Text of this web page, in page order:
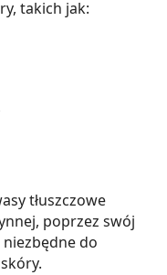
takich jak:
tłuszczowe
poprzez swój
do